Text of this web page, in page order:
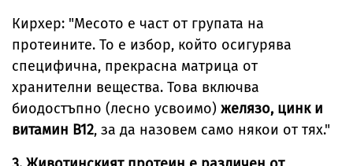
Кирхер: "Месото е част от групата на
протеините. То е избор, който осигурява
специфична, прекрасна матрица от
хранителни вещества. Това включва
биодостъпно (лесно усвоимо) желязо, цинк и
витамин В12, за да назовем само някои от тях."